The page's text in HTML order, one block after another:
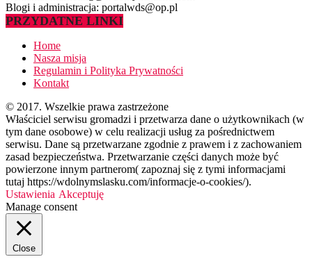
Blogi i administracja: portalwds@op.pl
PRZYDATNE LINKI
Home
Nasza misja
Regulamin i Polityka Prywatności
Kontakt
© 2017. Wszelkie prawa zastrzeżone
Właściciel serwisu gromadzi i przetwarza dane o użytkownikach (w
tym dane osobowe) w celu realizacji usług za pośrednictwem
serwisu. Dane są przetwarzane zgodnie z prawem i z zachowaniem
zasad bezpieczeństwa. Przetwarzanie części danych może być
powierzone innym partnerom( zapoznaj się z tymi informacjami
tutaj https://wdolnymslasku.com/informacje-o-cookies/).
Ustawienia Akceptuję
Manage consent
Close